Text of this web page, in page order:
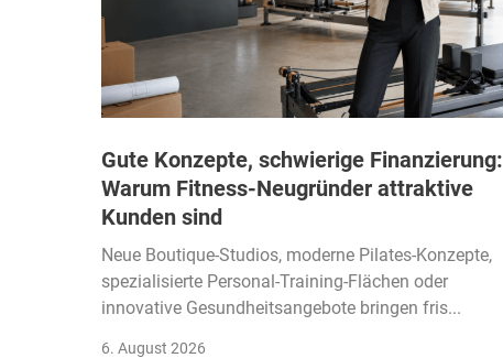
Gute Konzepte, schwierige Finanzierung:
Warum Fitness-Neugründer attraktive
Kunden sind
Neue Boutique-Studios, moderne Pilates-Konzepte,
spezialisierte Personal-Training-Flächen oder
innovative Gesundheitsangebote bringen fris...
6. August 2026